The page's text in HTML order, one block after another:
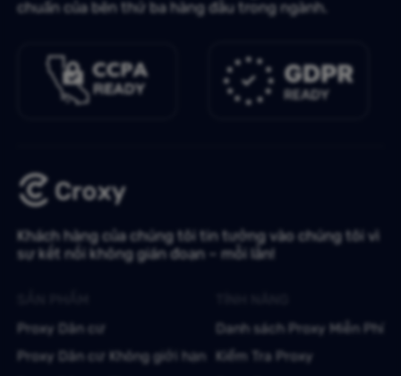
chuẩn của bên thứ ba hàng đầu trong ngành.
Khách hàng của chúng tôi tin tưởng vào chúng tôi vì
sự kết nối không gián đoạn – mỗi lần!
Proxy Dân cư
Proxy Dân cư Không giới hạn
Danh sách Proxy Miễn Phí
Kiểm Tra Proxy